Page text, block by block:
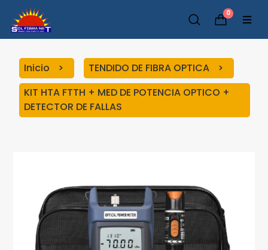
0
Inicio
TENDIDO DE FIBRA OPTICA
KIT HTA FTTH + MED DE POTENCIA OPTICO +
DETECTOR DE FALLAS